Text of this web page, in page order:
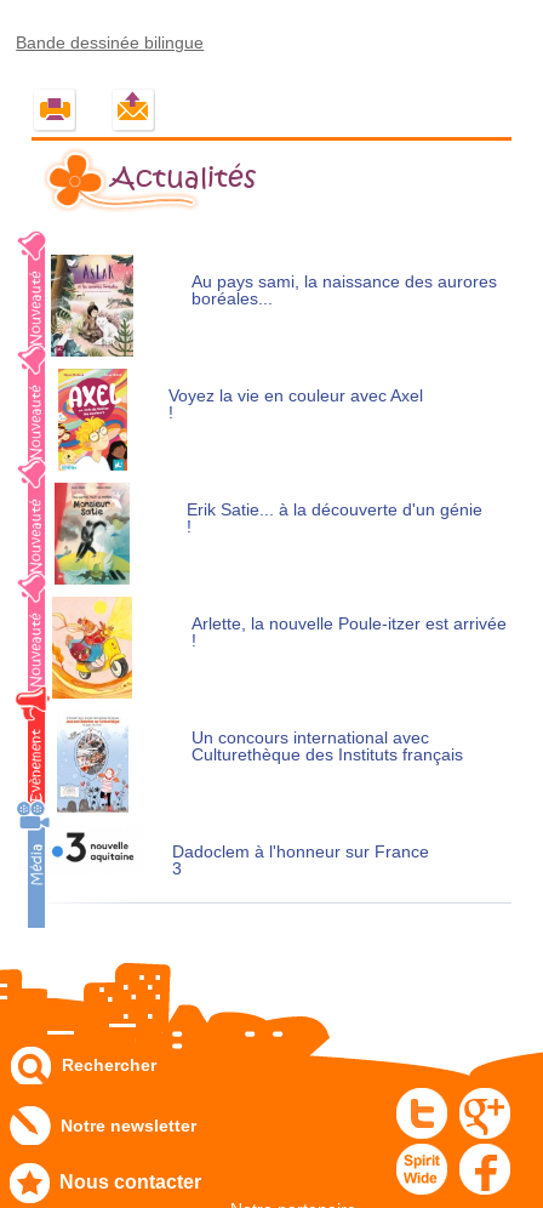
Bande dessinée bilingue
Actualités
Au pays sami, la naissance des aurores
boréales...
Voyez la vie en couleur avec Axel
!
Erik Satie... à la découverte d'un génie
!
Arlette, la nouvelle Poule-itzer est arrivée
!
Un concours international avec
Culturethèque des Instituts français
Dadoclem à l'honneur sur France
3
Notre newsletter
Nous contacter
Rechercher